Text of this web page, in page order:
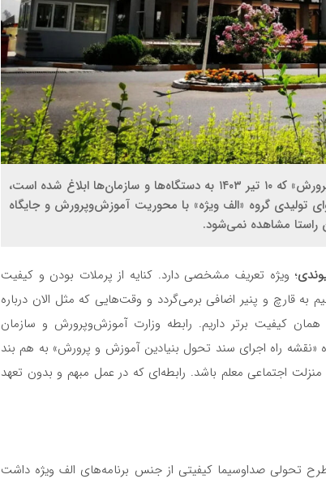
طبق «نقشه راه اجرای سند تحول بنیادین آموزش و پرورش» که ۱۰ تیر ۱۴۰۳ به دستگاه‌ها و سازمان‌ها ابلاغ شده است،
رشد ۲۰ درصدی در محتوای تولیدی گروه «الف ویژه» با محوریت آموزش‌و‌پرورش و جایگاه
راستا مشاهده نمی‌شود.
؛ ویژه تعریف مشخصی دارد. کنایه از پرملات بودن و کیفیت
به قارچ و پنیر اضافی برمی‌گردد و وقت‌هایی که مثل الان درباره
کیفیت برتر داریم. رابطه وزارت آموزش‌وپرورش و سازمان
«نقشه راه اجرای سند تحول بنیادین آموزش و پرورش» به هم بند
منزلت اجتماعی معلم باشد. رابطه‌ای که در عمل مبهم و بدون تعهد
تحولی صداوسیما کیفیتی از جنس برنامه‌های الف ویژه داشت